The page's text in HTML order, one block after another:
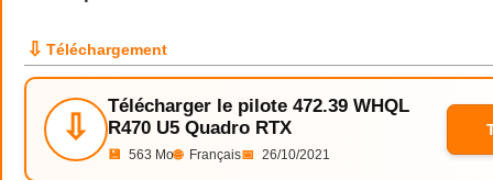
⇩ Téléchargement
⇩
Télécharger le pilote 472.39 WHQL
R470 U5 Quadro RTX
💾 563 Mo🌐 Français📅 26/10/2021